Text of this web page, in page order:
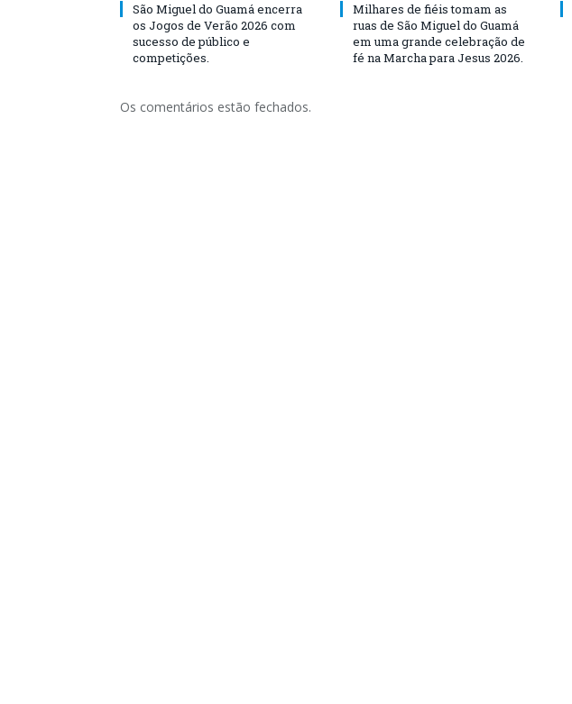
São Miguel do Guamá encerra
os Jogos de Verão 2026 com
sucesso de público e
competições.
Milhares de fiéis tomam as
ruas de São Miguel do Guamá
em uma grande celebração de
fé na Marcha para Jesus 2026.
Os comentários estão fechados.